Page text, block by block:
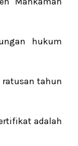
hukum
ratusan tahun
adalah